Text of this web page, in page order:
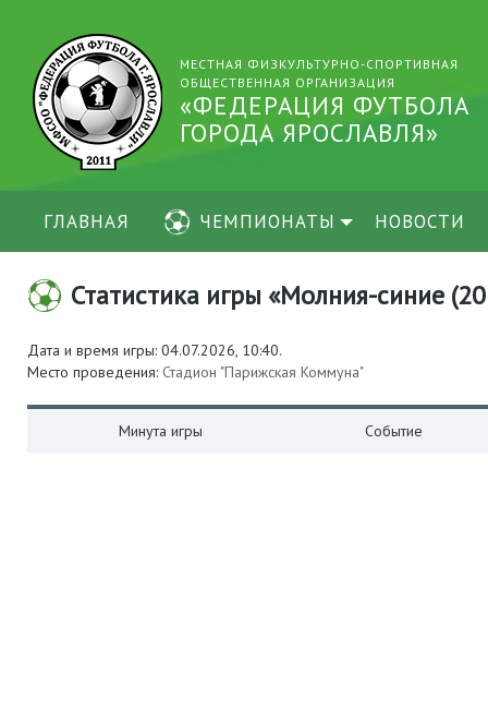
МЕСТНАЯ ФИЗКУЛЬТУРНО-СПОРТИВНАЯ
ОБЩЕСТВЕННАЯ ОРГАНИЗАЦИЯ
«ФЕДЕРАЦИЯ ФУТБОЛА
ГОРОДА ЯРОСЛАВЛЯ»
ГЛАВНАЯ ЧЕМПИОНАТЫ НОВОСТИ
Статистика игры «Молния-синие
Дата и время игры: 04.07.2026, 10:40.
Место проведения: Стадион "Парижская Коммуна"
Минута игры Событие